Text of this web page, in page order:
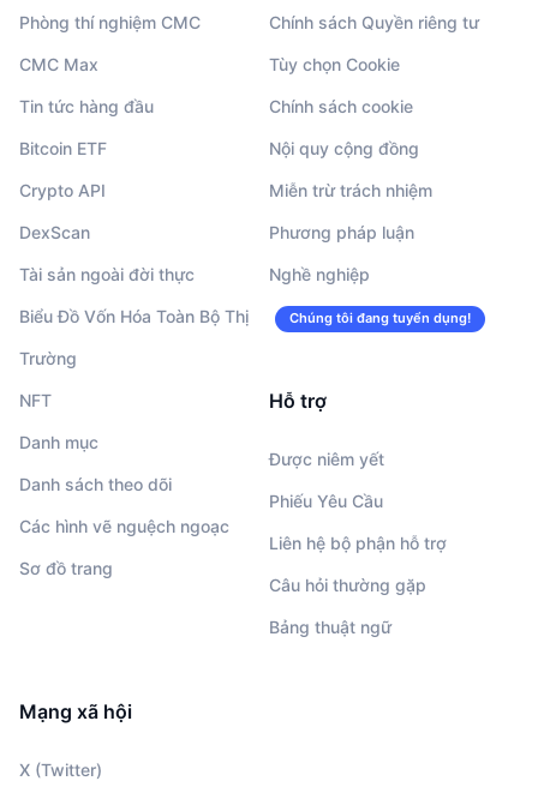
Phòng thí nghiệm CMC
CMC Max
Tin tức hàng đầu
Bitcoin ETF
Crypto API
DexScan
Tài sản ngoài đời thực
Biểu Đồ Vốn Hóa Toàn Bộ Thị
Trường
NFT
Danh mục
Danh sách theo dõi
Các hình vẽ nguệch ngoạc
Sơ đồ trang
Chính sách Quyền riêng tư
Tùy chọn Cookie
Chính sách cookie
Nội quy cộng đồng
Miễn trừ trách nhiệm
Phương pháp luận
Nghề nghiệp
Chúng tôi đang tuyển dụng!
Hỗ trợ
Được niêm yết
Phiếu Yêu Cầu
Liên hệ bộ phận hỗ trợ
Câu hỏi thường gặp
Bảng thuật ngữ
Mạng xã hội
X (Twitter)